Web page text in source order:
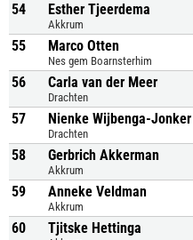
54 Esther Tjeerdema
Akkrum
55 Marco Otten
Nes gem Boarnsterhim
56 Carla van der Meer
Drachten
57 Nienke Wijbenga-Jonker
Drachten
58 Gerbrich Akkerman
Akkrum
59 Anneke Veldman
Akkrum
60 Tjitske Hettinga